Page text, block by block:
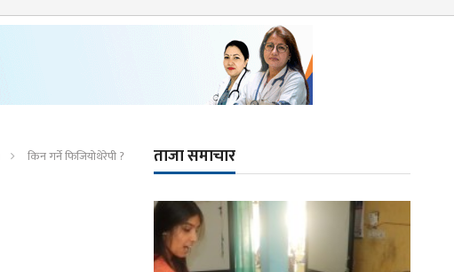
किन गर्ने फिजियोथेरेपी ? ताजा समाचार